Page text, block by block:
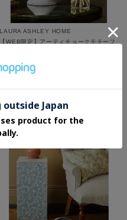
LAURA ASHLEY HOME
【WEB限定】アーティチョークモチーフ
¥108,680